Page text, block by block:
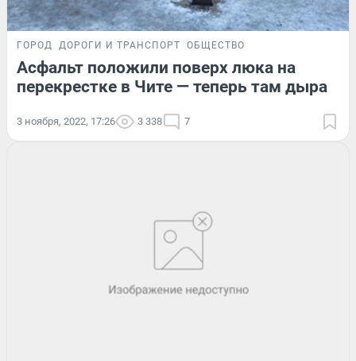
ГОРОД ДОРОГИ И ТРАНСПОРТ ОБЩЕСТВО
Асфальт положили поверх люка на
перекрестке в Чите — теперь там дыра
3 ноября, 2022, 17:26 3 338 7